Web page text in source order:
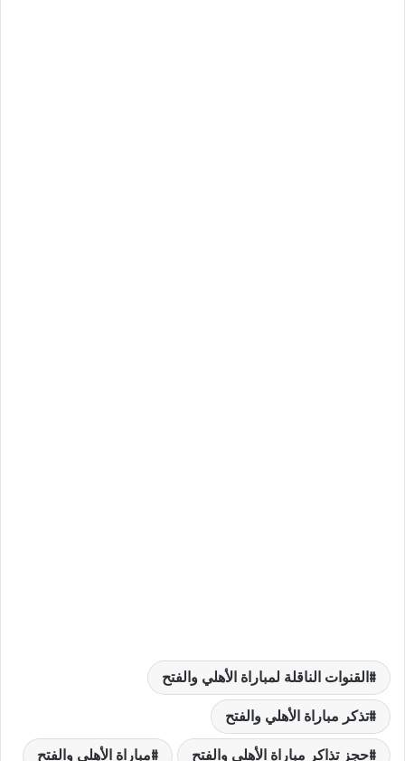
القنوات الناقلة لمباراة الأهلي والفتح
تذكر مباراة الأهلي والفتح
حجز تذاكر مباراة الأهلي والفتح مباراة الأهلي والفتح